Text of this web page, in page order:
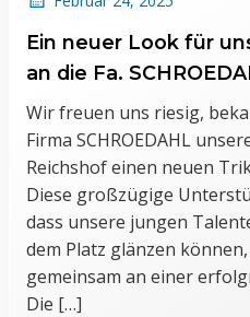
Ein neuer Look für
an die Fa.
Wir freuen uns riesig,
Firma SCHROEDAHL
Reichshof einen neuen
Diese großzügige
dass unsere jungen
dem Platz glänzen
gemeinsam an einer
Die […]